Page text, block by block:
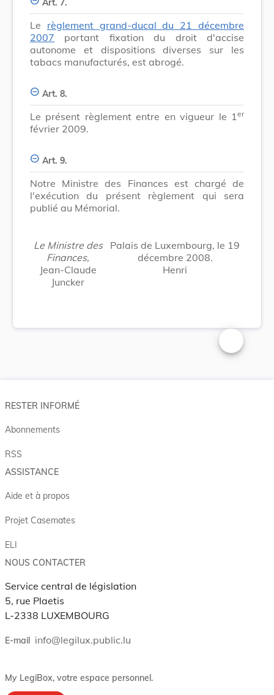
Le règlement grand-ducal du 21 décembre
2007 portant fixation du droit d'accise
autonome et dispositions diverses sur les
tabacs manufacturés, est abrogé.
Art. 8.
Le présent règlement entre en vigueur le 1 er
février 2009.
Art. 9.
Notre Ministre des Finances est chargé de
l'exécution du présent règlement qui sera
publié au Mémorial.
Le Ministre des
Finances,
Jean-Claude
Juncker
Palais de Luxembourg, le 19
décembre 2008.
Henri
Changer la
RESTER INFORMÉ
Abonnements
RSS
ASSISTANCE
Aide et à propos
Projet Casemates
ELI
NOUS CONTACTER
Service central de législation
5, rue Plaetis
L-2338 LUXEMBOURG
E-mail info@legilux.public.lu
My LegiBox, votre espace personnel.